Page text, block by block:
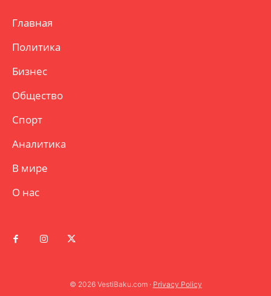
Главная
Политика
Бизнес
Общество
Спорт
Аналитика
В мире
О нас
© 2026 VestiBaku.com · Privacy Policy